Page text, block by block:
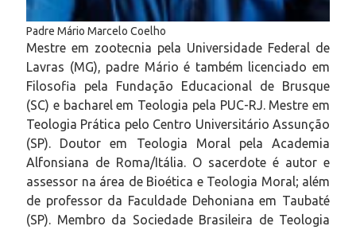
Padre Mário Marcelo Coelho
Mestre em zootecnia pela Universidade Federal de
Lavras (MG), padre Mário é também licenciado em
Filosofia pela Fundação Educacional de Brusque
(SC) e bacharel em Teologia pela PUC-RJ. Mestre em
Teologia Prática pelo Centro Universitário Assunção
(SP). Doutor em Teologia Moral pela Academia
Alfonsiana de Roma/Itália. O sacerdote é autor e
assessor na área de Bioética e Teologia Moral; além
de professor da Faculdade Dehoniana em Taubaté
(SP). Membro da Sociedade Brasileira de Teologia